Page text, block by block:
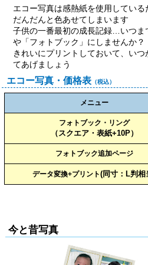
エコー写真は感熱紙を使用している
だんだんと色あせてしまいます
子供の一番最初の成長記録…いつま
や「フォトブック」にしませんか？
きれいにプリントしておいて、い
てあげましょう
エコー写真・価格表 （税込）
メニュー
フォトブック・リング
（スクエア・表紙+10P）
フォトブック追加ページ
データ変換+プリント(同寸：L判相
今と昔写真